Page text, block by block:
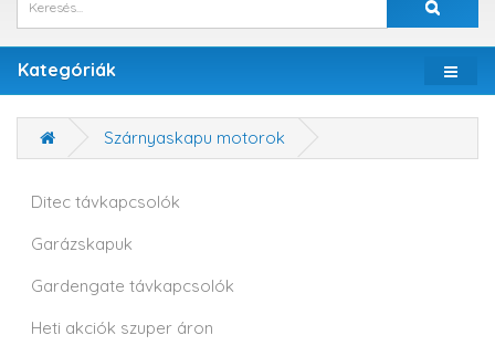
Kategóriák
Szárnyaskapu motorok
Ditec távkapcsolók
Garázskapuk
Gardengate távkapcsolók
Heti akciók szuper áron